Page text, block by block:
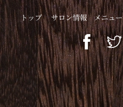
トップ サロン情報 メニュー